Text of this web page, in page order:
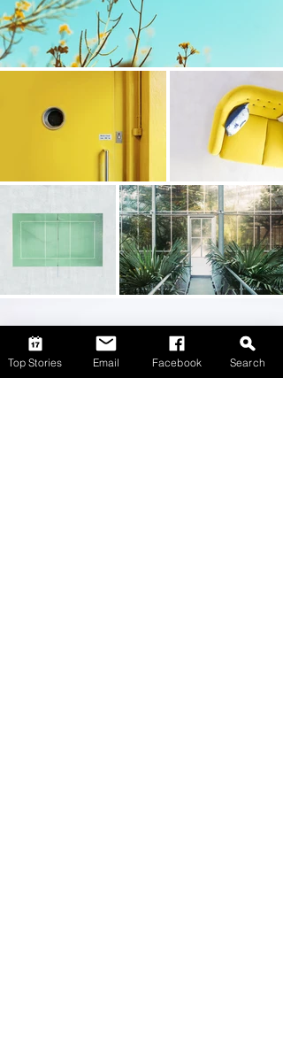
Top Stories Email Facebook Search